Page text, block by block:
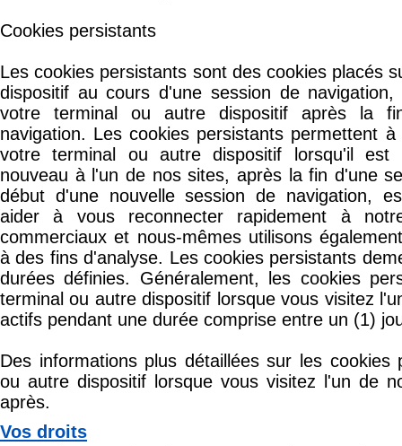
Cookies persistants
Les cookies persistants sont des cookies placés
dispositif au cours d'une session de
votre terminal ou autre dispositif après la
navigation. Les cookies persistants permettent
votre terminal ou autre dispositif lorsqu'il est
nouveau à l'un de nos sites, après la fin d'une
début d'une nouvelle session de navigation,
aider à vous reconnecter rapidement à
commerciaux et nous-mêmes utilisons
à des fins d'analyse. Les cookies persistants
durées définies. Généralement, les cookies
terminal ou autre dispositif lorsque vous visitez
actifs pendant une durée comprise entre un (1)
Des informations plus détaillées sur les cookies
ou autre dispositif lorsque vous visitez l'un de
après.
Vos droits